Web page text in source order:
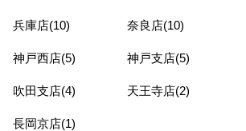
兵庫店(10) 奈良店(10)
神戸西店(5) 神戸支店(5)
吹田支店(4) 天王寺店(2)
長岡京店(1)